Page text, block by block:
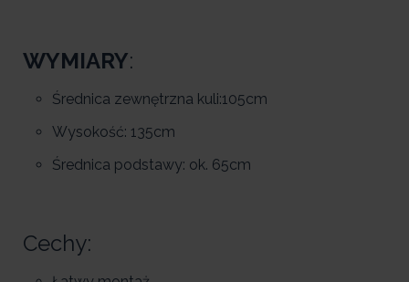
WYMIARY:
Średnica zewnętrzna kuli:105cm
Wysokość: 135cm
Średnica podstawy: ok. 65cm
Cechy: